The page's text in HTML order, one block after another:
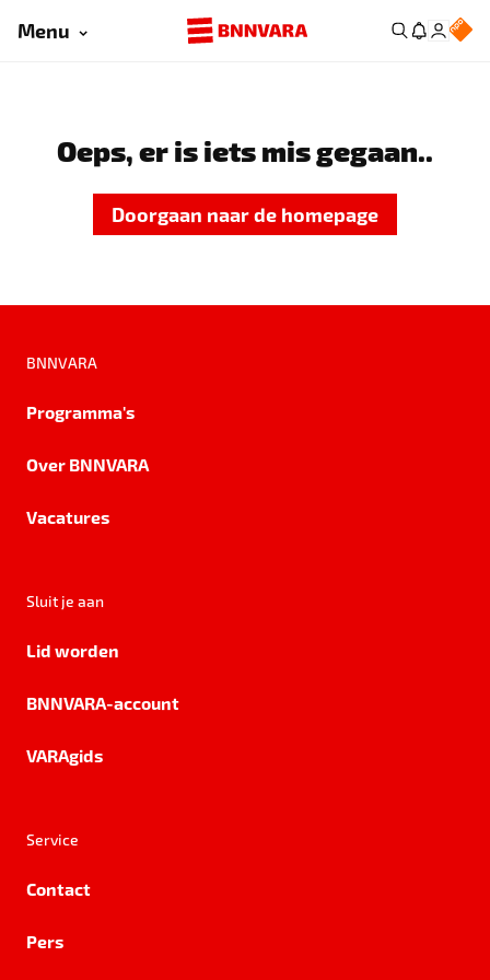
Menu
Oeps, er is iets mis gegaan..
Doorgaan naar de homepage
BNNVARA
Programma's
Over BNNVARA
Vacatures
Sluit je aan
Lid worden
BNNVARA-account
VARAgids
Service
Contact
Pers